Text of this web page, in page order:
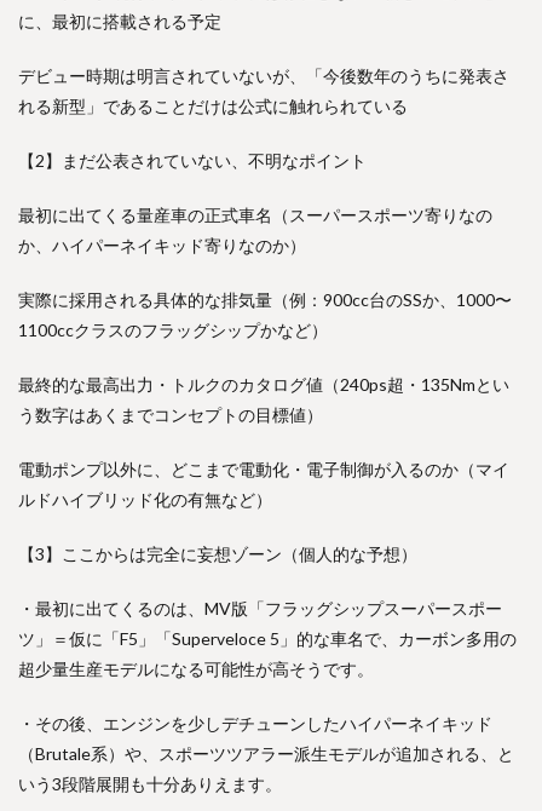
に、最初に搭載される予定
デビュー時期は明言されていないが、「今後数年のうちに発表さ
れる新型」であることだけは公式に触れられている
【2】まだ公表されていない、不明なポイント
最初に出てくる量産車の正式車名（スーパースポーツ寄りなの
か、ハイパーネイキッド寄りなのか）
実際に採用される具体的な排気量（例：900cc台のSSか、1000〜
1100ccクラスのフラッグシップかなど）
最終的な最高出力・トルクのカタログ値（240ps超・135Nmとい
う数字はあくまでコンセプトの目標値）
電動ポンプ以外に、どこまで電動化・電子制御が入るのか（マイ
ルドハイブリッド化の有無など）
【3】ここからは完全に妄想ゾーン（個人的な予想）
・最初に出てくるのは、MV版「フラッグシップスーパースポー
ツ」＝仮に「F5」「Superveloce 5」的な車名で、カーボン多用の
超少量生産モデルになる可能性が高そうです。
・その後、エンジンを少しデチューンしたハイパーネイキッド
（Brutale系）や、スポーツツアラー派生モデルが追加される、と
いう3段階展開も十分ありえます。